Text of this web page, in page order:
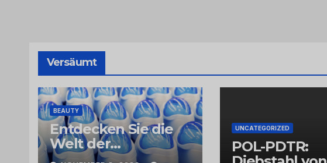
Versäumt
BEAUTY
Entdecken Sie die
Welt der
Exklusivität:
UNCATEGORIZED
POL-PDTR: